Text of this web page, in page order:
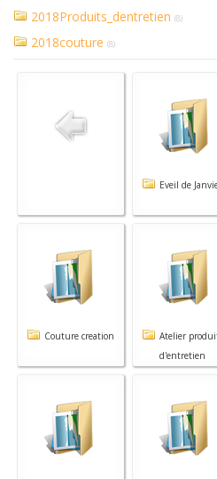
2018Produits_dentretien (8)
2018couture (8)
Eveil de
Couture creation
Atelier
d'entretien